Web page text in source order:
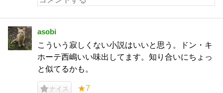
asobi
こういう寂しくない小説はいいと思う。ドン・キ
ホーテ西嶋いい味出してます。知り合いにちょっ
と似てるかも。
ナイス ★7